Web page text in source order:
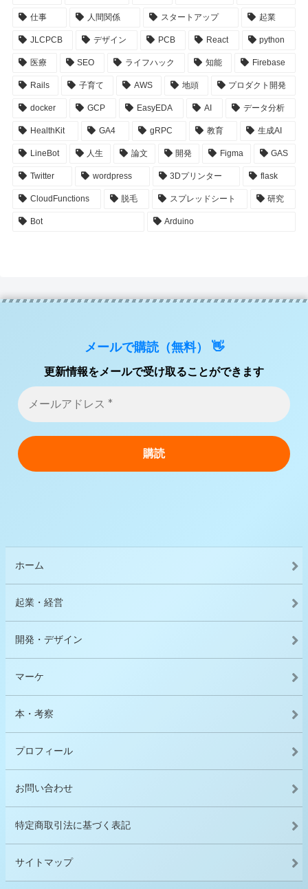
仕事 人間関係 スタートアップ 起業
JLCPCB デザイン PCB React python
医療 SEO ライフハック 知能 Firebase
Rails 子育て AWS 地頭 プロダクト開発
docker GCP EasyEDA AI データ分析
HealthKit GA4 gRPC 教育 生成AI
LineBot 人生 論文 開発 Figma GAS
Twitter wordpress 3Dプリンター flask
CloudFunctions 脱毛 スプレッドシート 研究
Bot Arduino
メールで購読（無料） 👋
更新情報をメールで受け取ることができます
ホーム
起業・経営
開発・デザイン
マーケ
本・考察
プロフィール
お問い合わせ
特定商取引法に基づく表記
サイトマップ